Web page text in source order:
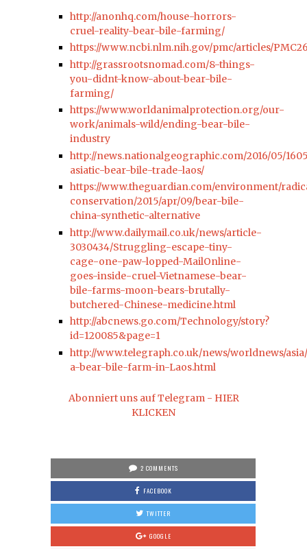
http://anonhq.com/house-horrors-
cruel-reality-bear-bile-farming/
https://www.ncbi.nlm.nih.gov/pmc/articles/
http://grassrootsnomad.com/8-things-
you-didnt-know-about-bear-bile-
farming/
https://www.worldanimalprotection.org/our-
work/animals-wild/ending-bear-bile-
industry
http://news.nationalgeographic.com/2016/05/
asiatic-bear-bile-trade-laos/
https://www.theguardian.com/environment/
conservation/2015/apr/09/bear-bile-
china-synthetic-alternative
http://www.dailymail.co.uk/news/article-
3030434/Struggling-escape-tiny-
cage-one-paw-lopped-MailOnline-
goes-inside-cruel-Vietnamese-bear-
bile-farms-moon-bears-brutally-
butchered-Chinese-medicine.html
http://abcnews.go.com/Technology/story?
id=120085&page=1
http://www.telegraph.co.uk/news/worldnews/
a-bear-bile-farm-in-Laos.html
Abonniert uns auf Telegram - HIER
KLICKEN
2 COMMENTS
FACEBOOK
TWITTER
GOOGLE